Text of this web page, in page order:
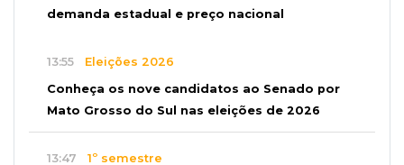
demanda estadual e preço nacional
13:55 Eleições 2026
Conheça os nove candidatos ao Senado por
Mato Grosso do Sul nas eleições de 2026
13:47 1º semestre